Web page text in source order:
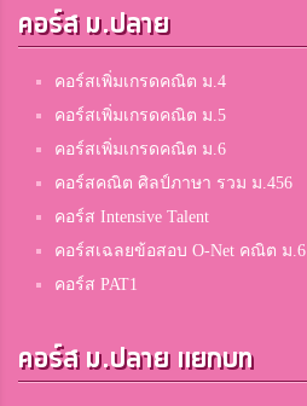
คอร์ส ม.ปลาย
คอร์สเพิ่มเกรดคณิต ม.4
คอร์สเพิ่มเกรดคณิต ม.5
คอร์สเพิ่มเกรดคณิต ม.6
คอร์สคณิต ศิลป์ภาษา รวม ม.456
คอร์ส Intensive Talent
คอร์สเฉลยข้อสอบ O-Net คณิต ม.6
คอร์ส PAT1
คอร์ส ม.ปลาย แยกบท